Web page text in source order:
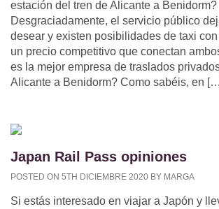
estación del tren de Alicante a Benidorm?
Desgraciadamente, el servicio público
desear y existen posibilidades de taxi
un precio competitivo que conectan
es la mejor empresa de traslados
Alicante a Benidorm? Como sabéis, en
Japan Rail Pass opiniones
POSTED ON 5TH DICIEMBRE 2020 BY MARGA
Si estás interesado en viajar a Japón y